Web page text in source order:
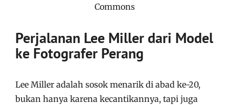
Commons
Perjalanan Lee Miller dari Model
ke Fotografer Perang
Lee Miller adalah sosok menarik di abad ke-20,
bukan hanya karena kecantikannya, tapi juga